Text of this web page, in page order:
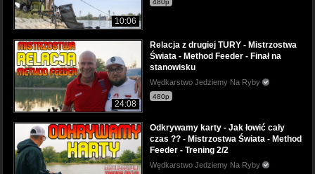
10:06
480p
24:08
Relacja z drugiej TURY - Mistrzostwa
Świata - Method Feeder - Finał na
stanowisku
Wędkarstwo Jedziemy Na Ryby
480p
Odkrywamy karty - Jak łowić cały
czas ?? - Mistrzostwa Świata - Method
Feeder - Trening 2/2
Wędkarstwo Jedziemy Na Ryby